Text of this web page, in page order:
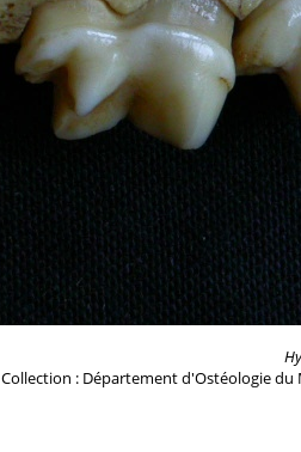
Collection : Département d'Ostéologie du